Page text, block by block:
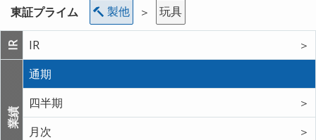
東証プライム 製他 ＞ 玩具
IR IR ＞
業績
通期
四半期
＞
月次
＞